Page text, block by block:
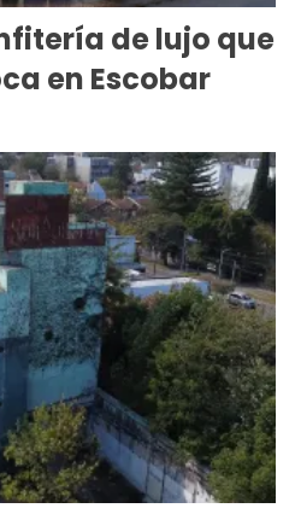
de lujo que
en Escobar